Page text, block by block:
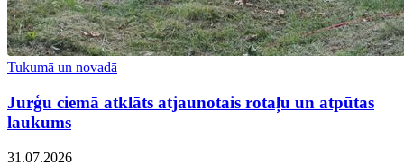
Tukumā un novadā
Jurģu ciemā atklāts atjaunotais rotaļu un atpūtas
laukums
31.07.2026